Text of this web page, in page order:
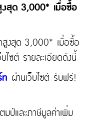
สุด 3,000* เมื่อซื้อ
สูงสุด 3,000* เมื่อซื้อ
ไซต์ รายละเอียดดังนี้
ผ่านเว็บไซต์ รับฟรี!
ป์และภาษีมูลค่าเพิ่ม